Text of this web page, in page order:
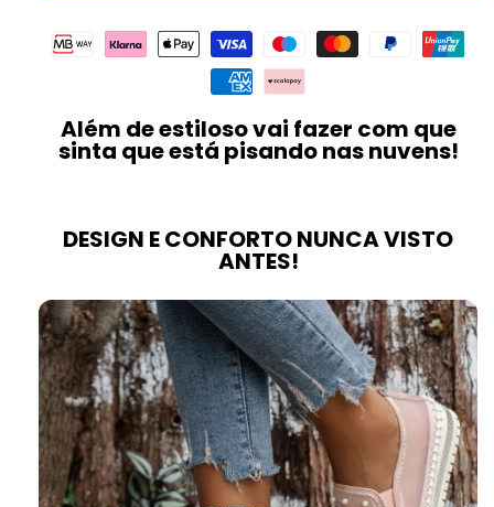
Além de estiloso vai fazer com que
sinta que está pisando nas nuvens!
DESIGN E CONFORTO NUNCA VISTO
ANTES!